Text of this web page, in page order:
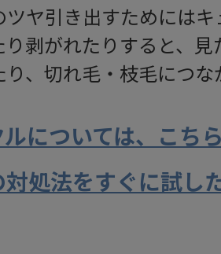
ヤ引き出すためには
剥がれたりすると、
、切れ毛・枝毛につな
については、こち
処法をすぐに試し